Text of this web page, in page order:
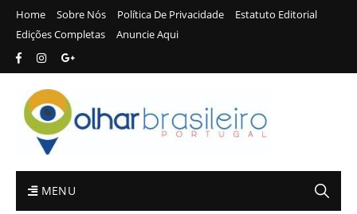
Home Sobre Nós Política De Privacidade
Estatuto Editorial
Edições Completas
Anuncie Aqui
MENU